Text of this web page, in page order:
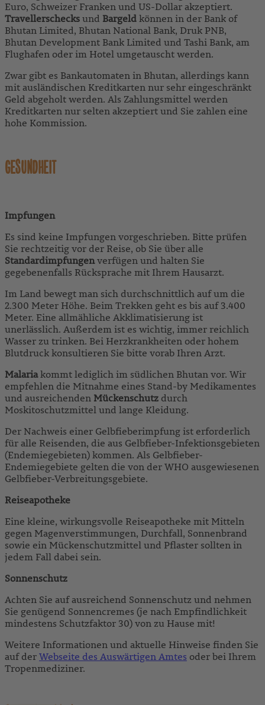
Euro, Schweizer Franken und US-Dollar akzeptiert.
Travellerschecksund Bargeldkönnen in der Bank of
Bhutan Limited, Bhutan National Bank, Druk PNB,
Bhutan Development Bank Limited und Tashi Bank, am
Flughafen oder im Hotel umgetauscht werden.
Zwar gibt es Bankautomaten in Bhutan, allerdings kann
mit ausländischen Kreditkarten nur sehr eingeschränkt
Geld abgeholt werden. Als Zahlungsmittel werden
Kreditkarten nur selten akzeptiert und Sie zahlen eine
hohe Kommission.
GESUNDHEIT
Impfungen
Es sind keine Impfungen vorgeschrieben. Bitte prüfen
Sie rechtzeitig vor der Reise, ob Sie über alle
Standardimpfungenverfügen und halten Sie
gegebenenfalls Rücksprache mit Ihrem Hausarzt.
Im Land bewegt man sich durchschnittlich auf um die
2.300 Meter Höhe. Beim Trekken geht es bis auf 3.400
Meter. Eine allmähliche Akklimatisierung ist
unerlässlich. Außerdem ist es wichtig, immer reichlich
Wasser zu trinken. Bei Herzkrankheiten oder hohem
Blutdruck konsultieren Sie bitte vorab Ihren Arzt.
Malariakommt lediglich im südlichen Bhutan vor. Wir
empfehlen die Mitnahme eines Stand-by Medikamentes
und ausreichenden Mückenschutz durch
Moskitoschutzmittel und lange Kleidung.
Der Nachweis einer Gelbfieberimpfung ist erforderlich
für alle Reisenden, die aus Gelbfieber-Infektionsgebieten
(Endemiegebieten) kommen. Als Gelbfieber-
Endemiegebiete gelten die von der WHO ausgewiesenen
Gelbfieber-Verbreitungsgebiete.
Reiseapotheke
Eine kleine, wirkungsvolle Reiseapotheke mit Mitteln
gegen Magenverstimmungen, Durchfall, Sonnenbrand
sowie ein Mückenschutzmittel und Pflaster sollten in
jedem Fall dabei sein.
Sonnenschutz
Achten Sie auf ausreichend Sonnenschutz und nehmen
Sie genügend Sonnencremes (je nach Empfindlichkeit
mindestens Schutzfaktor 30) von zu Hause mit!
Weitere Informationen und aktuelle Hinweise finden Sie
auf derWebseite des Auswärtigen Amtes oder bei Ihrem
Tropenmediziner.